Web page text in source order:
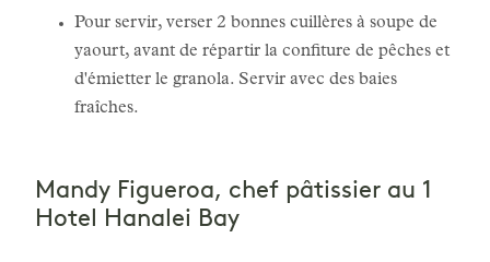
Pour servir, verser 2 bonnes cuillères à soupe de
yaourt, avant de répartir la confiture de pêches et
d'émietter le granola. Servir avec des baies
fraîches.
Mandy Figueroa, chef pâtissier au 1
Hotel Hanalei Bay